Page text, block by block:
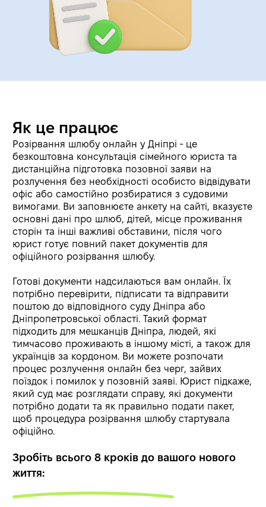
Як це працює
Розірвання шлюбу онлайн у Дніпрі - це
безкоштовна консультація сімейного юриста та
дистанційна підготовка позовної заяви на
розлучення без необхідності особисто відвідувати
офіс або самостійно розбиратися з судовими
вимогами. Ви заповнюєте анкету на сайті, вказуєте
основні дані про шлюб, дітей, місце проживання
сторін та інші важливі обставини, після чого
юрист готує повний пакет документів для
офіційного розірвання шлюбу.
Готові документи надсилаються вам онлайн. Їх
потрібно перевірити, підписати та відправити
поштою до відповідного суду Дніпра або
Дніпропетровської області. Такий формат
підходить для мешканців Дніпра, людей, які
тимчасово проживають в іншому місті, а також для
українців за кордоном. Ви можете розпочати
процес розлучення онлайн без черг, зайвих
поїздок і помилок у позовній заяві. Юрист підкаже,
який суд має розглядати справу, які документи
потрібно додати та як правильно подати пакет,
щоб процедура розірвання шлюбу стартувала
офіційно.
Зробіть всього 8 кроків до вашого нового
життя: